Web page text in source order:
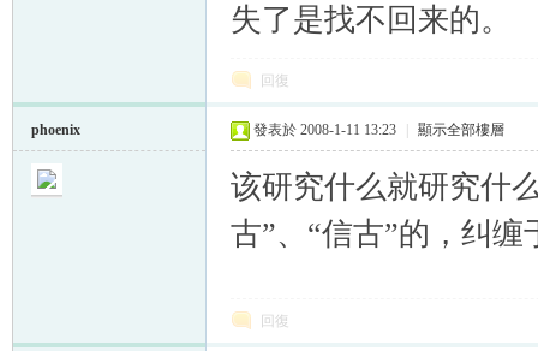
失了是找不回来的。
回復
phoenix 發表於 2008-1-11 13:23 顯示全部樓層
该研究什么就研究什
古”、“信古”的，纠
回復